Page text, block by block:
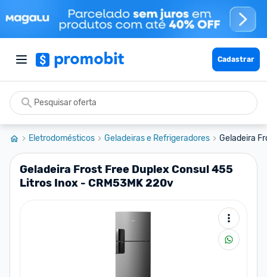
Cadastrar
Eletrodomésticos Geladeiras e Refrigeradores Geladeira
Geladeira Frost Free Duplex Consul 455
Litros Inox - CRM53MK 220v